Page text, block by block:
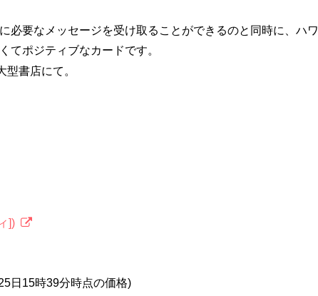
必要なメッセージを受け取ることができるのと同時に、ハワ
てポジティブなカードです。
型書店にて。
])
日15時39分時点の価格)